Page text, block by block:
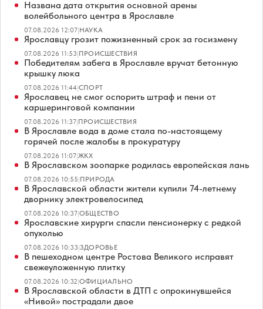
Названа дата открытия основной арены
волейбольного центра в Ярославле
07.08.2026 12:07|НАУКА
Ярославцу грозит пожизненный срок за госизмену
07.08.2026 11:53|ПРОИСШЕСТВИЯ
Победителям забега в Ярославле вручат бетонную
крышку люка
07.08.2026 11:44|СПОРТ
Ярославец не смог оспорить штраф и пени от
каршеринговой компании
07.08.2026 11:37|ПРОИСШЕСТВИЯ
В Ярославле вода в доме стала по-настоящему
горячей после жалобы в прокуратуру
07.08.2026 11:07|ЖКХ
В Ярославском зоопарке родилась европейская лань
07.08.2026 10:55|ПРИРОДА
В Ярославской области жители купили 74-летнему
дворнику электровелосипед
07.08.2026 10:37|ОБЩЕСТВО
Ярославские хирурги спасли пенсионерку с редкой
опухолью
07.08.2026 10:33|ЗДОРОВЬЕ
В пешеходном центре Ростова Великого исправят
свежеуложенную плитку
07.08.2026 10:32|ОФИЦИАЛЬНО
В Ярославской области в ДТП с опрокинувшейся
«Нивой» пострадали двое